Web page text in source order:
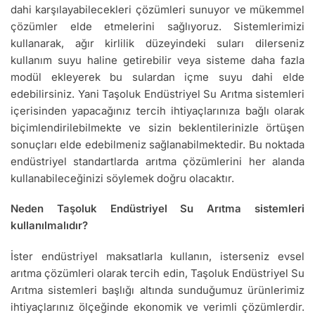
dahi karşılayabilecekleri çözümleri sunuyor ve mükemmel
çözümler elde etmelerini sağlıyoruz. Sistemlerimizi
kullanarak, ağır kirlilik düzeyindeki suları dilerseniz
kullanım suyu haline getirebilir veya sisteme daha fazla
modül ekleyerek bu sulardan içme suyu dahi elde
edebilirsiniz. Yani Taşoluk Endüstriyel Su Arıtma sistemleri
içerisinden yapacağınız tercih ihtiyaçlarınıza bağlı olarak
biçimlendirilebilmekte ve sizin beklentilerinizle örtüşen
sonuçları elde edebilmeniz sağlanabilmektedir. Bu noktada
endüstriyel standartlarda arıtma çözümlerini her alanda
kullanabileceğinizi söylemek doğru olacaktır.
Neden Taşoluk Endüstriyel Su Arıtma sistemleri
kullanılmalıdır?
İster endüstriyel maksatlarla kullanın, isterseniz evsel
arıtma çözümleri olarak tercih edin, Taşoluk Endüstriyel Su
Arıtma sistemleri başlığı altında sunduğumuz ürünlerimiz
ihtiyaçlarınız ölçeğinde ekonomik ve verimli çözümlerdir.